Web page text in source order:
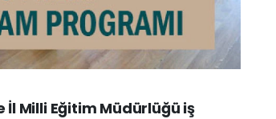
İl Milli Eğitim Müdürlüğü iş